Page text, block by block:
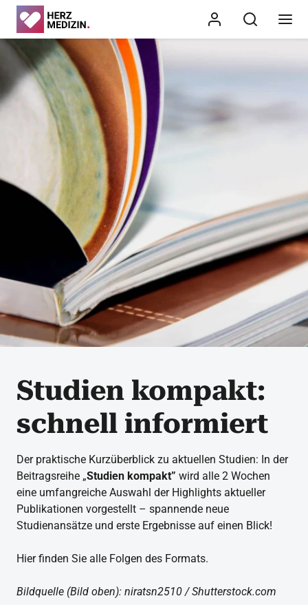
Studien kompakt:
schnell informiert
Der praktische Kurzüberblick zu aktuellen Studien: In der
Beitragsreihe „Studien kompakt” wird alle 2 Wochen
eine umfangreiche Auswahl der Highlights aktueller
Publikationen vorgestellt – spannende neue
Studienansätze und erste Ergebnisse auf einen Blick!
Hier finden Sie alle Folgen des Formats.
Bildquelle (Bild oben): niratsn2510 / Shutterstock.com